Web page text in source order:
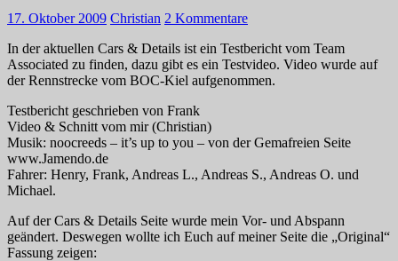
17. Oktober 2009 Christian 2 Kommentare
In der aktuellen Cars & Details ist ein Testbericht vom Team
Associated zu finden, dazu gibt es ein Testvideo. Video wurde auf
der Rennstrecke vom BOC-Kiel aufgenommen.
Testbericht geschrieben von Frank
Video & Schnitt vom mir (Christian)
Musik: noocreeds – it’s up to you – von der Gemafreien Seite
www.Jamendo.de
Fahrer: Henry, Frank, Andreas L., Andreas S., Andreas O. und
Michael.
Auf der Cars & Details Seite wurde mein Vor- und Abspann
geändert. Deswegen wollte ich Euch auf meiner Seite die „Original“
Fassung zeigen: